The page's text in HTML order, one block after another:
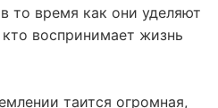
то время как они уделяют
воспринимает жизнь
таится огромная,